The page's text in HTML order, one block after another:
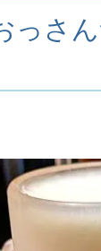
っさ